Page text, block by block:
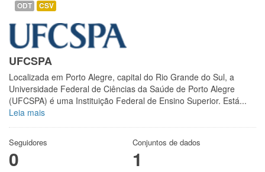
ODT CSV
UFCSPA
Localizada em Porto Alegre, capital do Rio Grande do Sul, a
Universidade Federal de Ciências da Saúde de Porto Alegre
(UFCSPA) é uma Instituição Federal de Ensino Superior. Está...
Leia mais
Seguidores
0
Conjuntos de dados
1